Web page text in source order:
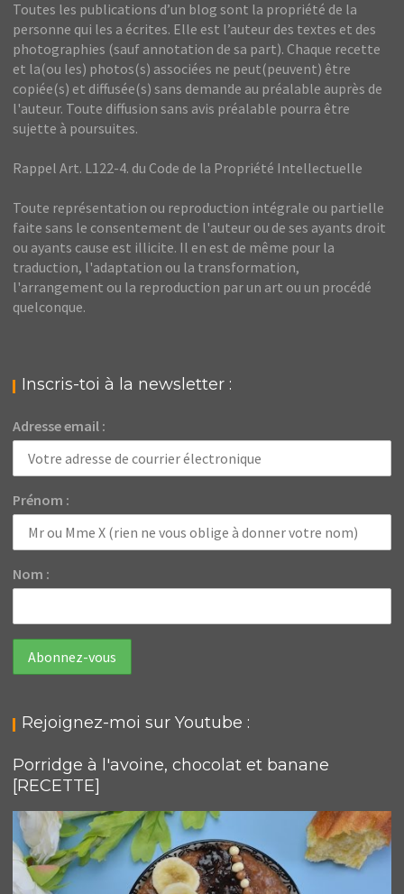
Toutes les publications d’un blog sont la propriété de la
personne qui les a écrites. Elle est l’auteur des textes et des
photographies (sauf annotation de sa part). Chaque recette
et la(ou les) photos(s) associées ne peut(peuvent) être
copiée(s) et diffusée(s) sans demande au préalable auprès de
l'auteur. Toute diffusion sans avis préalable pourra être
sujette à poursuites.
Rappel Art. L122-4. du Code de la Propriété Intellectuelle
Toute représentation ou reproduction intégrale ou partielle
faite sans le consentement de l'auteur ou de ses ayants droit
ou ayants cause est illicite. Il en est de même pour la
traduction, l'adaptation ou la transformation,
l'arrangement ou la reproduction par un art ou un procédé
quelconque.
Inscris-toi à la newsletter :
Adresse email :
Prénom :
Nom :
Rejoignez-moi sur Youtube :
Porridge à l'avoine, chocolat et banane
[RECETTE]